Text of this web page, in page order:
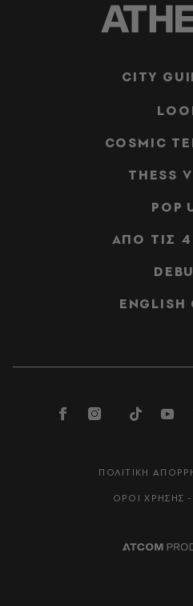
CITY
COSMIC
THESS
POP
ΑΠΟ ΤΙΣ 4
ENGLISH
ΠΟΛΙΤΙΚΗ
ΟΡΟΙ ΧΡΗΣΗΣ -